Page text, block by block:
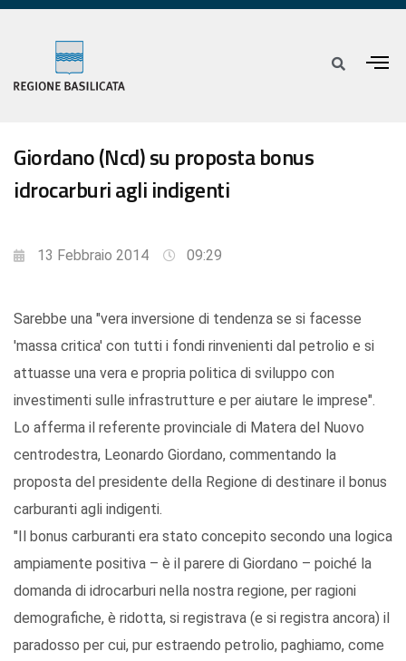
Giordano (Ncd) su proposta bonus
idrocarburi agli indigenti
13 Febbraio 2014 09:29
Sarebbe una "vera inversione di tendenza se si facesse
'massa critica' con tutti i fondi rinvenienti dal petrolio e si
attuasse una vera e propria politica di sviluppo con
investimenti sulle infrastrutture e per aiutare le imprese".
Lo afferma il referente provinciale di Matera del Nuovo
centrodestra, Leonardo Giordano, commentando la
proposta del presidente della Regione di destinare il bonus
carburanti agli indigenti.
"Il bonus carburanti era stato concepito secondo una logica
ampiamente positiva – è il parere di Giordano – poiché la
domanda di idrocarburi nella nostra regione, per ragioni
demografiche, è ridotta, si registrava (e si registra ancora) il
paradosso per cui, pur estraendo petrolio, paghiamo, come